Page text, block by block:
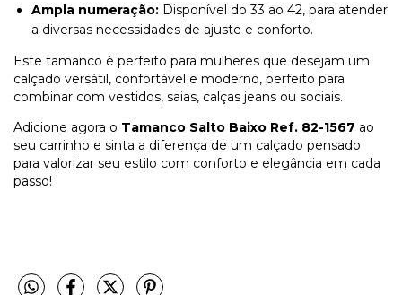
Ampla numeração: Disponível do 33 ao 42, para atender
a diversas necessidades de ajuste e conforto.
Este tamanco é perfeito para mulheres que desejam um
calçado versátil, confortável e moderno, perfeito para
combinar com vestidos, saias, calças jeans ou sociais.
Adicione agora o Tamanco Salto Baixo Ref. 82-1567 ao
seu carrinho e sinta a diferença de um calçado pensado
para valorizar seu estilo com conforto e elegância em cada
passo!